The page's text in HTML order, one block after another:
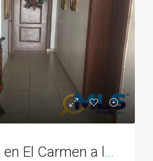
Apartamento en El Carmen a la venta